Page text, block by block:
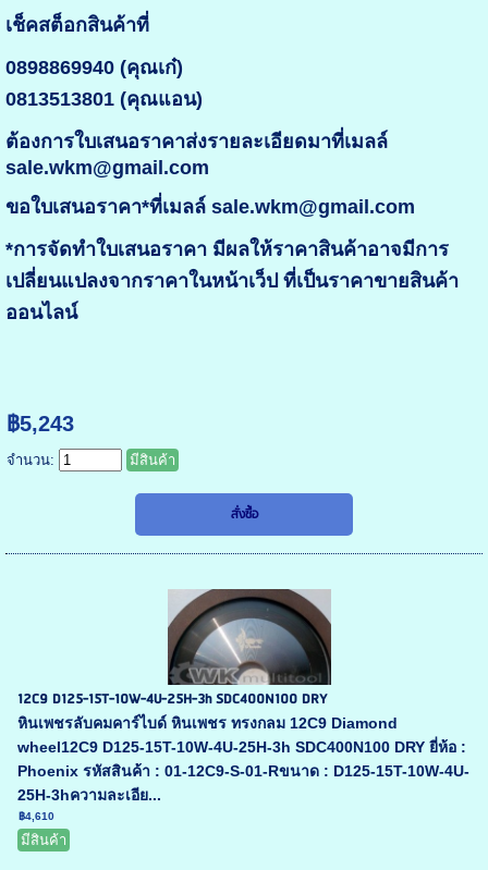
เช็คสต็อกสินค้าที่
0898869940 (คุณเก๋)
0813513801 (คุณแอน)
ต้องการใบเสนอราคาส่งรายละเอียดมาที่เมลล์
sale.wkm@gmail.com
ขอใบเสนอราคา*ที่เมลล์ sale.wkm@gmail.com
*การจัดทำใบเสนอราคา มีผลให้ราคาสินค้าอาจมีการ
เปลี่ยนแปลงจากราคาในหน้าเว็ป ที่เป็นราคาขายสินค้า
ออนไลน์
฿5,243
จำนวน: มีสินค้า
12C9 D125-15T-10W-4U-25H-3h SDC400N100 DRY
หินเพชรลับคมคาร์ไบด์ หินเพชร ทรงกลม 12C9 Diamond
wheel12C9 D125-15T-10W-4U-25H-3h SDC400N100 DRY ยี่ห้อ :
Phoenix รหัสสินค้า : 01-12C9-S-01-Rขนาด : D125-15T-10W-4U-
25H-3hความละเอีย...
฿4,610
มีสินค้า